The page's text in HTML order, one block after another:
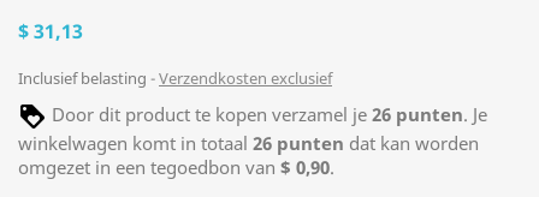
$ 31,13
Inclusief belasting Verzendkosten exclusief
Door dit product te kopen verzamel je 26 punten. Je
winkelwagen komt in totaal 26 punten dat kan worden
omgezet in een tegoedbon van $ 0,90.